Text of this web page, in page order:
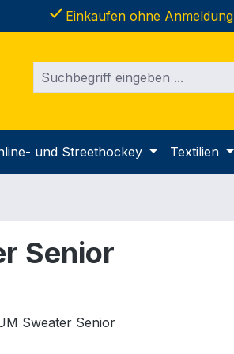
done Einkaufen ohne Anmeldung
und Streethockey Textilien
Senior